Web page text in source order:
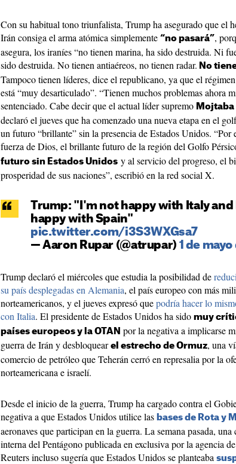
Con su habitual tono triunfalista, Trump ha asegurado que el
Irán consiga el arma atómica simplemente “no pasará”,
asegura, los iraníes “no tienen marina, ha sido destruida. Ni
sido destruida. No tienen antiaéreos, no tienen radar. No
Tampoco tienen líderes, dice el republicano, ya que el
está “muy desarticulado”. “Tienen muchos problemas ahora
sentenciado. Cabe decir que el actual líder supremo Mojtaba
declaró el jueves que ha comenzado una nueva etapa en el
un futuro “brillante” sin la presencia de Estados Unidos. “Por
fuerza de Dios, el brillante futuro de la región del Golfo
futuro sin Estados Unidos y al servicio del progreso, el
prosperidad de sus naciones”, escribió en la red social X.
Trump: "I'm not happy with Italy and
happy with Spain"
pic.twitter.com/i3S3WXGsa7
— Aaron Rupar (@atrupar) 1 de
Trump declaró el miércoles que estudia la posibilidad de
su país desplegadas en Alemania, el país europeo con más
norteamericanos, y el jueves expresó quepodría hacer lo
con Italia. El presidente de Estados Unidos ha sido muy
países europeos y la OTAN por la negativa a implicarse
guerra de Irán y desbloquear el estrecho de Ormuz, una
comercio de petróleo que Teherán cerró en represalia por la
norteamericana e israelí.
Desde el inicio de la guerra, Trump ha cargado contra el
negativa a que Estados Unidos utilice las bases de Rota y
aeronaves que participan en la guerra. La semana pasada,
interna del Pentágono publicada en exclusiva por la agencia
Reuters incluso sugería que Estados Unidos se planteaba